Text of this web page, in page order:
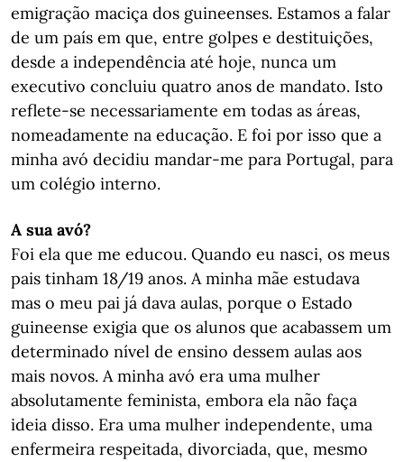
emigração maciça dos guineenses. Estamos a falar
de um país em que, entre golpes e destituições,
desde a independência até hoje, nunca um
executivo concluiu quatro anos de mandato. Isto
reflete-se necessariamente em todas as áreas,
nomeadamente na educação. E foi por isso que a
minha avó decidiu mandar-me para Portugal, para
um colégio interno.
A sua avó?
Foi ela que me educou. Quando eu nasci, os meus
pais tinham 18/19 anos. A minha mãe estudava
mas o meu pai já dava aulas, porque o Estado
guineense exigia que os alunos que acabassem um
determinado nível de ensino dessem aulas aos
mais novos. A minha avó era uma mulher
absolutamente feminista, embora ela não faça
ideia disso. Era uma mulher independente, uma
enfermeira respeitada, divorciada, que, mesmo